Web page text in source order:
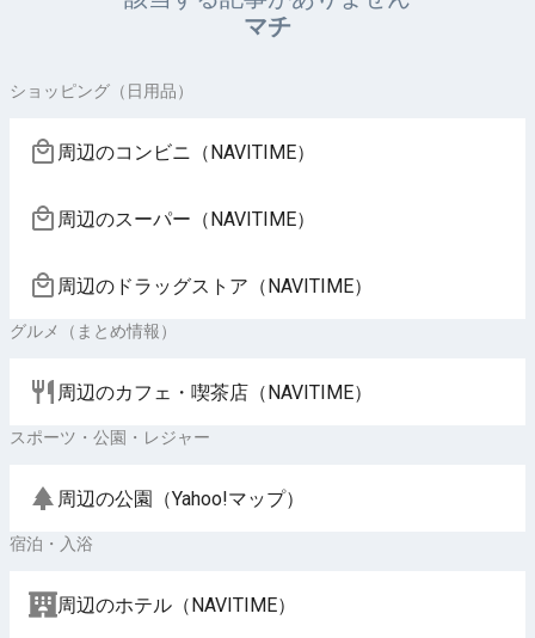
マチ
ショッピング（日用品）
周辺のコンビニ（NAVITIME）
周辺のスーパー（NAVITIME）
周辺のドラッグストア（NAVITIME）
グルメ（まとめ情報）
周辺のカフェ・喫茶店（NAVITIME）
スポーツ・公園・レジャー
周辺の公園（Yahoo!マップ）
宿泊・入浴
周辺のホテル（NAVITIME）